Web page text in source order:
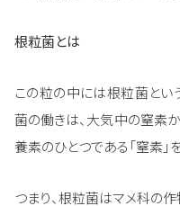
根粒菌とは
この粒の中には根粒菌とい
菌の働きは、大気中の窒素
養素のひとつである「窒素」
つまり、根粒菌はマメ科の